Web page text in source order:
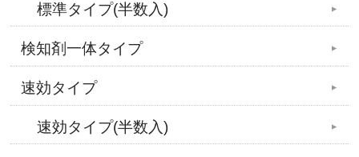
標準タイプ(半数入)
検知剤一体タイプ
速効タイプ
速効タイプ(半数入)